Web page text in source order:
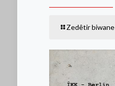
Zedêtir biwane